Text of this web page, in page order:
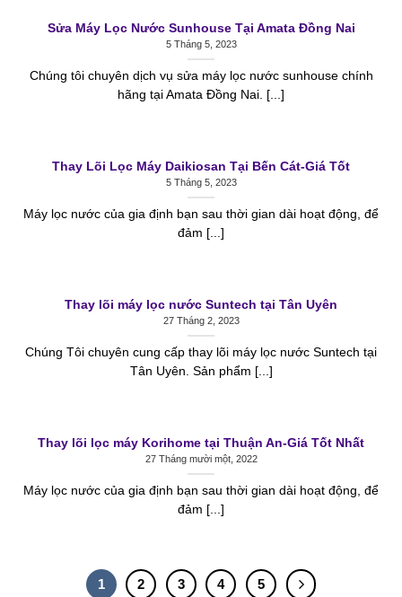
Sửa Máy Lọc Nước Sunhouse Tại Amata Đồng Nai
5 Tháng 5, 2023
Chúng tôi chuyên dịch vụ sửa máy lọc nước sunhouse chính
hãng tại Amata Đồng Nai. [...]
Thay Lõi Lọc Máy Daikiosan Tại Bến Cát-Giá Tốt
5 Tháng 5, 2023
Máy lọc nước của gia định bạn sau thời gian dài hoạt động, để
đảm [...]
Thay lõi máy lọc nước Suntech tại Tân Uyên
27 Tháng 2, 2023
Chúng Tôi chuyên cung cấp thay lõi máy lọc nước Suntech tại
Tân Uyên. Sản phẩm [...]
Thay lõi lọc máy Korihome tại Thuận An-Giá Tốt Nhất
27 Tháng mười một, 2022
Máy lọc nước của gia định bạn sau thời gian dài hoạt động, để
đảm [...]
1 2 3 4 5